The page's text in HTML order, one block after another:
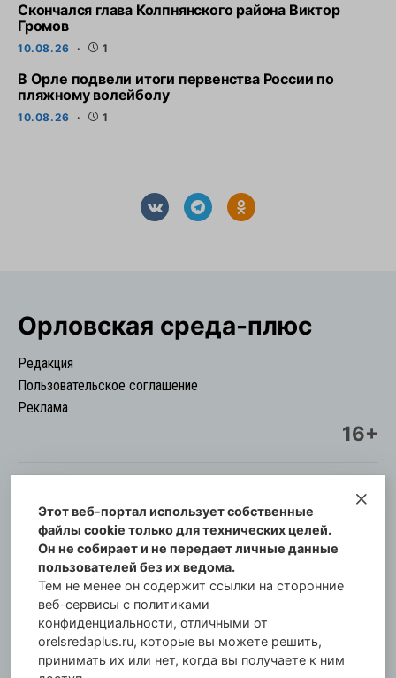
Скончался глава Колпнянского района Виктор
Громов
10.08.26 1
В Орле подвели итоги первенства России по
пляжному волейболу
10.08.26 1
Орловская cреда-плюс
Редакция
Пользовательское соглашение
Реклама
16+
© Информационный городской портал
Орловская cреда-плюс, 2021-2026
Свидетельство о регистрации СМИ: ПИ №57-
00254 от 29 октября 2013 г.
Газета зарегистрирована Управлением
Федеральной службы по надзору в сфере связи,
информационных технологий и массовых
коммуникаций по Орловской области.
Этот веб-портал использует собственные
файлы cookie только для технических целей.
Он не собирает и не передает личные данные
пользователей без их ведома.
Тем не менее он содержит ссылки на сторонние
веб-сервисы с политиками
конфиденциальности, отличными от
orelsredaplus.ru, которые вы можете решить,
принимать их или нет, когда вы получаете к ним